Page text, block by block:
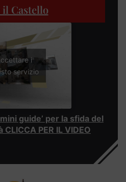
Castello
i
servizio
guide’ per la sfida del
PER IL VIDEO